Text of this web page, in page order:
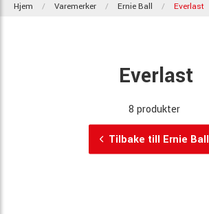
Hjem Varemerker Ernie Ball Everlast
Everlast
8 produkter
Tilbake till Ernie Ball